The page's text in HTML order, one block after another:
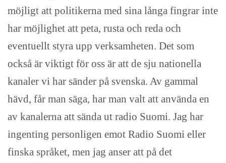
möjligt att politikerna med sina långa fingrar inte
har möjlighet att peta, rusta och reda och
eventuellt styra upp verksamheten. Det som
också är viktigt för oss är att de sju nationella
kanaler vi har sänder på svenska. Av gammal
hävd, får man säga, har man valt att använda en
av kanalerna att sända ut radio Suomi. Jag har
ingenting personligen emot Radio Suomi eller
finska språket, men jag anser att på det